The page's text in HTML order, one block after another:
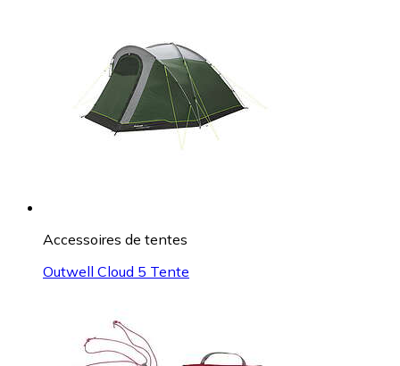
Accessoires de tentes
Outwell Cloud 5 Tente